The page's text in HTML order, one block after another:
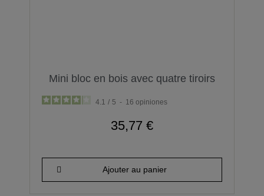
Mini bloc en bois avec quatre tiroirs
4.1 / 5 - 16 opiniones
35,77 €
Ajouter au panier